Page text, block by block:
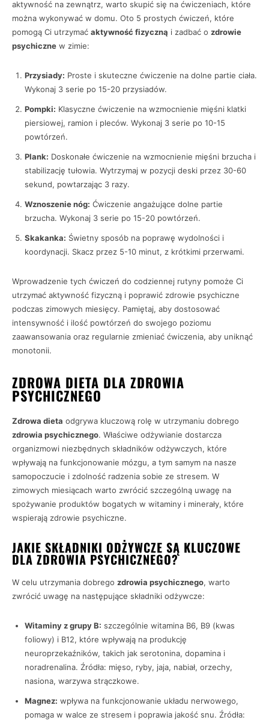
aktywność na zewnątrz, warto skupić się na ćwiczeniach, które
można wykonywać w domu. Oto 5 prostych ćwiczeń, które
pomogą Ci utrzymać aktywność fizyczną i zadbać o zdrowie
psychiczne w zimie:
Przysiady: Proste i skuteczne ćwiczenie na dolne partie ciała.
Wykonaj 3 serie po 15-20 przysiadów.
Pompki: Klasyczne ćwiczenie na wzmocnienie mięśni klatki
piersiowej, ramion i pleców. Wykonaj 3 serie po 10-15
powtórzeń.
Plank: Doskonałe ćwiczenie na wzmocnienie mięśni brzucha i
stabilizację tułowia. Wytrzymaj w pozycji deski przez 30-60
sekund, powtarzając 3 razy.
Wznoszenie nóg: Ćwiczenie angażujące dolne partie
brzucha. Wykonaj 3 serie po 15-20 powtórzeń.
Skakanka: Świetny sposób na poprawę wydolności i
koordynacji. Skacz przez 5-10 minut, z krótkimi przerwami.
Wprowadzenie tych ćwiczeń do codziennej rutyny pomoże Ci
utrzymać aktywność fizyczną i poprawić zdrowie psychiczne
podczas zimowych miesięcy. Pamiętaj, aby dostosować
intensywność i ilość powtórzeń do swojego poziomu
zaawansowania oraz regularnie zmieniać ćwiczenia, aby uniknąć
monotonii.
ZDROWA DIETA DLA ZDROWIA
PSYCHICZNEGO
Zdrowa dieta odgrywa kluczową rolę w utrzymaniu dobrego
zdrowia psychicznego. Właściwe odżywianie dostarcza
organizmowi niezbędnych składników odżywczych, które
wpływają na funkcjonowanie mózgu, a tym samym na nasze
samopoczucie i zdolność radzenia sobie ze stresem. W
zimowych miesiącach warto zwrócić szczególną uwagę na
spożywanie produktów bogatych w witaminy i minerały, które
wspierają zdrowie psychiczne.
JAKIE SKŁADNIKI ODŻYWCZE SĄ KLUCZOWE
DLA ZDROWIA PSYCHICZNEGO?
W celu utrzymania dobrego zdrowia psychicznego, warto
zwrócić uwagę na następujące składniki odżywcze:
Witaminy z grupy B: szczególnie witamina B6, B9 (kwas
foliowy) i B12, które wpływają na produkcję
neuroprzekaźników, takich jak serotonina, dopamina i
noradrenalina. Źródła: mięso, ryby, jaja, nabiał, orzechy,
nasiona, warzywa strączkowe.
Magnez: wpływa na funkcjonowanie układu nerwowego,
pomaga w walce ze stresem i poprawia jakość snu. Źródła: